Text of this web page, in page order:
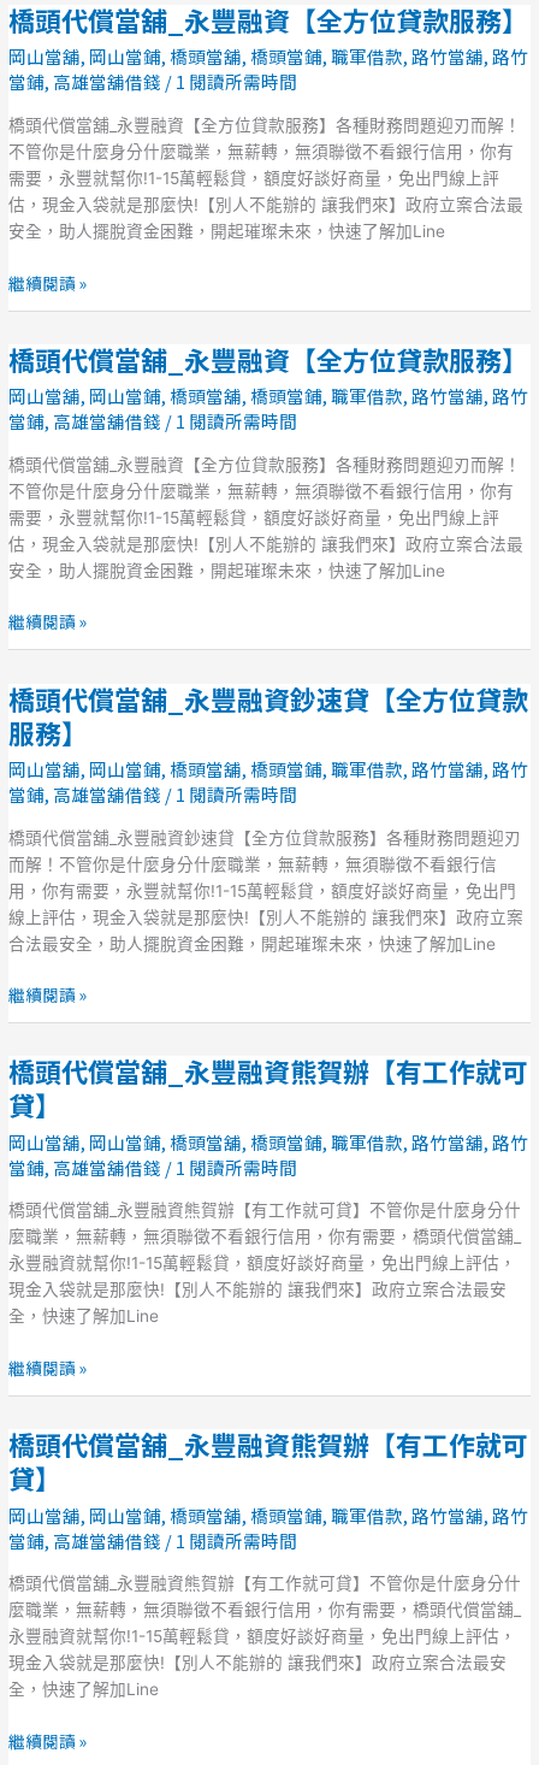
貸
款
方
橋頭代償當舖_永豐融資【全方位貸款服務】
岡山當舖, 岡山當鋪,橋頭當舖,橋頭當鋪,職軍借款,路竹當舖,路竹
當鋪, 高雄當舖借錢 /1 閱讀所需時間
橋頭代償當舖_永豐融資【全方位貸款服務】各種財務問題迎刃而解！
不管你是什麼身分什麼職業，無薪轉，無須聯徵不看銀行信用，你有
需要，永豐就幫你!1-15萬輕鬆貸，額度好談好商量，免出門線上評
估，現金入袋就是那麼快!【別人不能辦的 讓我們來】政府立案合法最
安全，助人擺脫資金困難，開起璀璨未來，快速了解加Line
橋
頭
代
償
當
舖
_
永
豐
資
【全
位
貸
款
務】
繼續閱讀 »
橋頭代償當舖_永豐融資【全方位貸款服務】
岡山當舖, 岡山當鋪,橋頭當舖,橋頭當鋪,職軍借款,路竹當舖,路竹
當鋪, 高雄當舖借錢 /1 閱讀所需時間
橋頭代償當舖_永豐融資【全方位貸款服務】各種財務問題迎刃而解！
不管你是什麼身分什麼職業，無薪轉，無須聯徵不看銀行信用，你有
需要，永豐就幫你!1-15萬輕鬆貸，額度好談好商量，免出門線上評
估，現金入袋就是那麼快!【別人不能辦的 讓我們來】政府立案合法最
安全，助人擺脫資金困難，開起璀璨未來，快速了解加Line
橋
代
償
當
舖
_
永
豐
資
【全
位
貸
款
服
務】
繼續閱讀 »
橋頭代償當舖_永豐融資鈔速貸【全方位貸款
服務】
岡山當舖, 岡山當鋪,橋頭當舖,橋頭當鋪,職軍借款, 路竹當舖, 路竹
當鋪, 高雄當舖借錢 /1 閱讀所需時間
橋頭代償當舖_永豐融資鈔速貸【全方位貸款服務】各種財務問題迎刃
而解！不管你是什麼身分什麼職業，無薪轉，無須聯徵不看銀行信
用，你有需要，永豐就幫你!1-15萬輕鬆貸，額度好談好商量，免出門
線上評估，現金入袋就是那麼快!【別人不能辦的 讓我們來】政府立案
合法最安全，助人擺脫資金困難，開起璀璨未來，快速了解加Line
橋
頭
代
償
當
舖
_
永
豐
融
資
鈔
【全
方
位
貸
款
服
務】
繼續閱讀 »
橋頭代償當舖_永豐融資熊賀辦【有工作就可
貸】
岡山當舖, 岡山當鋪,橋頭當舖,橋頭當鋪,職軍借款, 路竹當舖, 路竹
當鋪, 高雄當舖借錢 /1 閱讀所需時間
橋頭代償當舖_永豐融資熊賀辦【有工作就可貸】不管你是什麼身分什
麼職業，無薪轉，無須聯徵不看銀行信用，你有需要，橋頭代償當舖_
永豐融資就幫你!1-15萬輕鬆貸，額度好談好商量，免出門線上評估，
現金入袋就是那麼快!【別人不能辦的 讓我們來】政府立案合法最安
全，快速了解加Line
橋
頭
代
償
當
舖
_
永
豐
融
熊
【有
工
作
就
可
貸】
繼續閱讀 »
橋頭代償當舖_永豐融資熊賀辦【有工作就可
貸】
岡山當舖, 岡山當鋪,橋頭當舖,橋頭當鋪,職軍借款, 路竹當舖, 路竹
當鋪, 高雄當舖借錢 /1 閱讀所需時間
橋頭代償當舖_永豐融資熊賀辦【有工作就可貸】不管你是什麼身分什
麼職業，無薪轉，無須聯徵不看銀行信用，你有需要，橋頭代償當舖_
永豐融資就幫你!1-15萬輕鬆貸，額度好談好商量，免出門線上評估，
現金入袋就是那麼快!【別人不能辦的 讓我們來】政府立案合法最安
全，快速了解加Line
橋
頭
代
償
當
舖
_
永
豐
融
熊
繼續閱讀 »